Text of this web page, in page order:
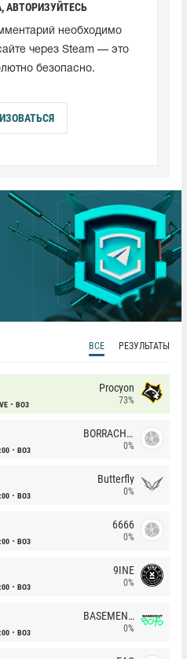
АВТОРИЗУЙТЕСЬ
необходимо
через Steam — это
безопасно.
ВСЕ РЕЗУЛЬТАТЫ
BO3
Procyon
73%
BO3
BORRACHEIROS
0%
BO3
Butterfly
0%
BO3
6666
0%
BO3
9INE
0%
BO3
BASEMENT BOYS
0%